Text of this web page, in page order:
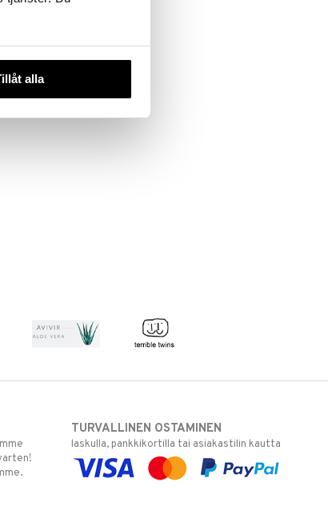
alla
TURVALLINEN OSTAMINEN
laskulla, pankkikortilla tai asiakastilin kautta